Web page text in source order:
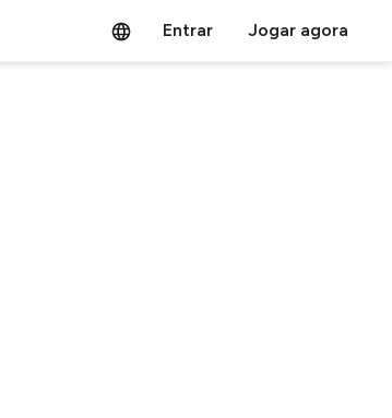
Entrar Jogar agora